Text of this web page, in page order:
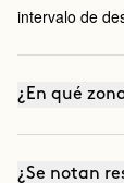
intervalo de
¿En qué
¿Se notan